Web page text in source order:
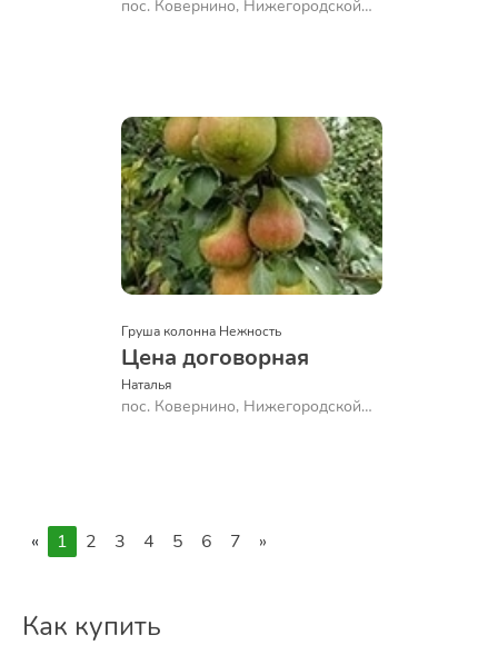
пос. Ковернино, Нижегородской
Груша колонна Нежность
Цена договорная
Наталья
пос. Ковернино, Нижегородской
« 1 2 3 4 5 6 7 »
Как купить